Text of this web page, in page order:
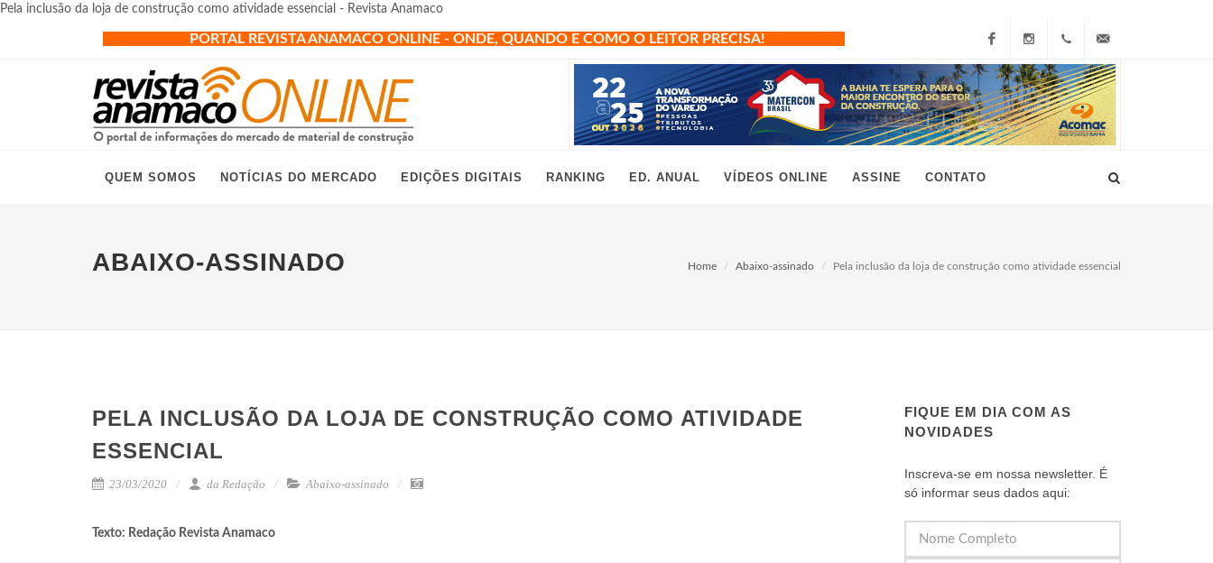
Pela inclusão da loja de construção como atividade essencial - Revista Anamaco
PORTAL REVISTA ANAMACO ONLINE - ONDE, QUANDO E COMO O LEITOR PRECISA!
FacebookInstagram
+55
(11)
grau10@grau10.com.br
QUEM SOMOS NOTÍCIAS DO MERCADO EDIÇÕES DIGITAIS RANKING ED. ANUAL VÍDEOS ONLINE ASSINE CONTATO
ABAIXO-ASSINADO Home Abaixo-assinado Pela inclusão da loja de construção como atividade essencial
PELA INCLUSÃO DA LOJA DE CONSTRUÇÃO COMO ATIVIDADE
ESSENCIAL
23/03/2020 da Redação Abaixo-assinado
Texto: Redação Revista Anamaco
FIQUE EM DIA COM AS
NOVIDADES
Inscreva-se em nossa newsletter. É
só informar seus dados aqui: